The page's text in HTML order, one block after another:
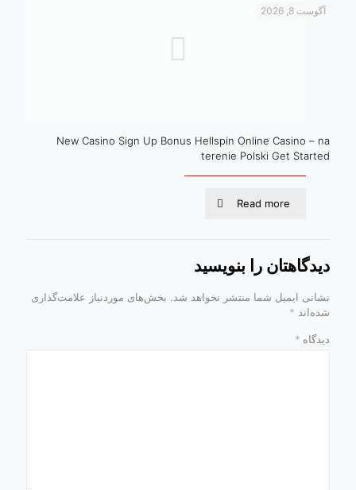
آگوست 8, 2026
New Casino Sign Up Bonus Hellspin Online Casino – na
terenie Polski Get Started
Read more
دیدگاهتان را بنویسید
نشانی ایمیل شما منتشر نخواهد شد. بخش‌های موردنیاز علامت‌گذاری
شده‌اند *
دیدگاه *